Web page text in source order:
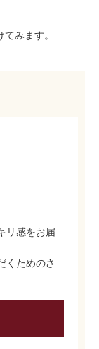
みます。
リ感をお届
くためのさ